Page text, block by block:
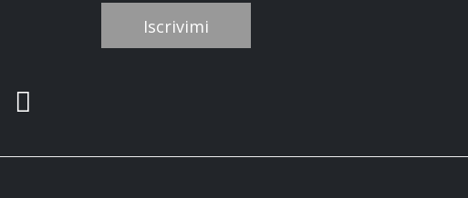
Iscrivimi